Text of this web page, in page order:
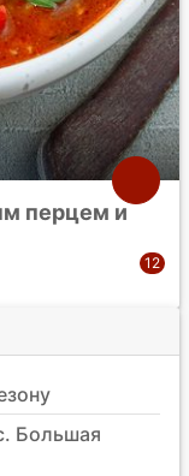
перцем и
Большая